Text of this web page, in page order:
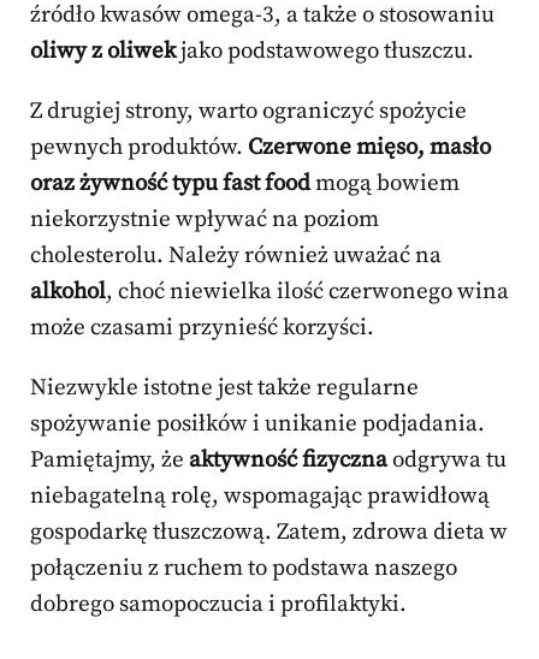
źródło kwasów omega-3, a także o stosowaniu
oliwy z oliwekjako podstawowego tłuszczu.
Z drugiej strony, warto ograniczyć spożycie
pewnych produktów. Czerwone mięso, masło
oraz żywność typu fast foodmogą bowiem
niekorzystnie wpływać na poziom
cholesterolu. Należy również uważać na
alkohol, choć niewielka ilość czerwonego wina
może czasami przynieść korzyści.
Niezwykle istotne jest także regularne
spożywanie posiłków i unikanie podjadania.
Pamiętajmy, że aktywność fizycznaodgrywa tu
niebagatelną rolę, wspomagając prawidłową
gospodarkę tłuszczową. Zatem, zdrowa dieta w
połączeniu z ruchem to podstawa naszego
dobrego samopoczucia i profilaktyki.